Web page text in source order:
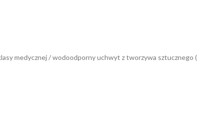
medycznej / wodoodporny uchwyt z tworzywa sztucznego